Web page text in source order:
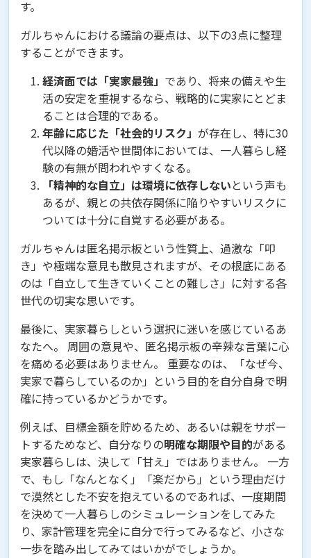
す。
ガルちゃんにおける議論の要点は、以下の3点に整理
することができます。
経済面では「実家最強」 であり、将来の備えや生
活の安定を重視するなら、戦略的に実家にとどま
ることは合理的である。
年齢に応じた「社会的リスク」 が存在し、特に30
代以降の婚活や世間体においては、一人暮らし経
験の有無が問われやすくなる。
「精神的な自立」は環境に依存しないという声も
あるが、親との共依存関係に陥りやすいリスクに
ついては十分に自覚する必要がある。
ガルちゃんは匿名掲示板という性質上、過激な「叩
き」や極端な意見も散見されますが、その根底にある
のは「自立して生きていくことの難しさ」に対する各
世代の切実な思いです。
最後に、実家暮らしという選択に迷いを感じているあ
なたへ。 周囲の意見や、匿名掲示板の辛辣な言葉に心
を痛める必要はありません。 重要なのは、「なぜ今、
実家で暮らしているのか」という目的を自分自身で明
確に持っているかどうかです。
例えば、目標金額を貯めるため、あるいは親をサポー
トするためなど、自分なりの明確な期限や目的がある
実家暮らしは、決して「甘え」ではありません。 一方
で、もし「なんとなく」「楽だから」という理由だけ
で漠然とした不安を抱えているのであれば、一度期間
を決めて一人暮らしのシミュレーションをしてみた
り、家計管理を完全に自分で行ってみるなど、小さな
一歩を踏み出してみてはいかがでしょうか。